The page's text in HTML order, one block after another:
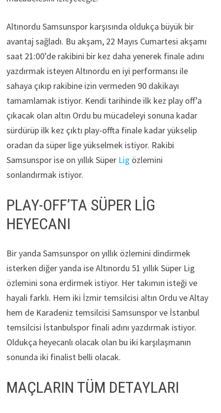
Altınordu Samsunspor karşısında oldukça büyük bir
avantaj sağladı. Bu akşam, 22 Mayıs Cumartesi akşamı
saat 21:00’de rakibini bir kez daha yenerek finale adını
yazdırmak isteyen Altınordu en iyi performansı ile
sahaya çıkıp rakibine izin vermeden 90 dakikayı
tamamlamak istiyor. Kendi tarihinde ilk kez play off’a
çıkacak olan altın Ordu bu mücadeleyi sonuna kadar
sürdürüp ilk kez çıktı play-offta finale kadar yükselip
oradan da süper lige yükselmek istiyor. Rakibi
Samsunspor ise on yıllık Süper Lig özlemini
sonlandırmak istiyor.
PLAY-OFF’TA SÜPER LİG
HEYECANI
Bir yanda Samsunspor on yıllık özlemini dindirmek
isterken diğer yanda ise Altınordu 51 yıllık Süper Lig
özlemini sona erdirmek istiyor. Her takımın isteği ve
hayali farklı. Hem iki İzmir temsilcisi altın Ordu ve Altay
hem de Karadeniz temsilcisi Samsunspor ve İstanbul
temsilcisi İstanbulspor finali adını yazdırmak istiyor.
Oldukça heyecanlı olacak olan bu iki karşılaşmanın
sonunda iki finalist belli olacak.
MAÇLARIN TÜM DETAYLARI